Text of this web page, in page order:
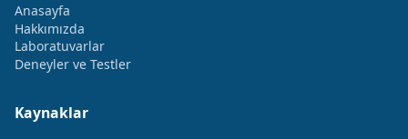
Anasayfa
Hakkımızda
Laboratuvarlar
Deneyler ve Testler
Kaynaklar